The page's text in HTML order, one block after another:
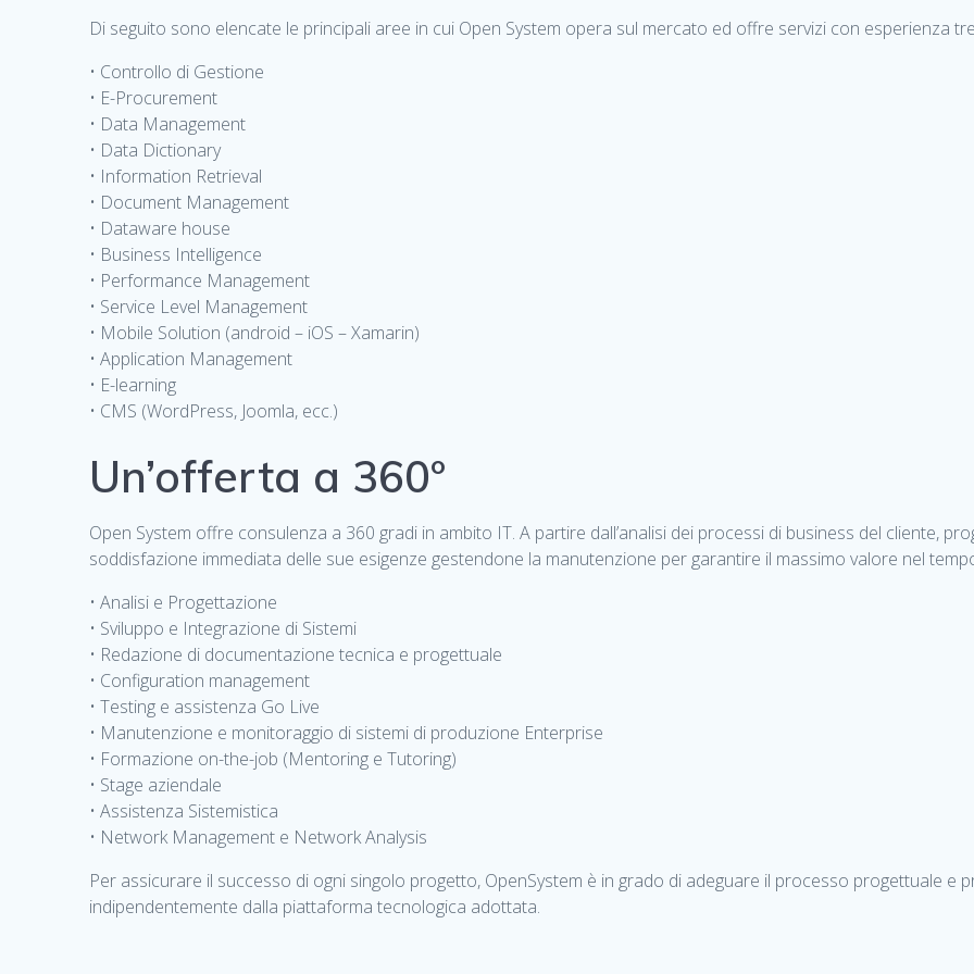
Di seguito sono elencate le principali aree in cui Open System opera sul mercato ed offre servizi con esperienza
• Controllo di Gestione
• E-Procurement
• Data Management
• Data Dictionary
• Information Retrieval
• Document Management
• Dataware house
• Business Intelligence
• Performance Management
• Service Level Management
• Mobile Solution (android – iOS – Xamarin)
• Application Management
• E-learning
• CMS (WordPress, Joomla, ecc.)
Un’offerta a 360°
Open System offre consulenza a 360 gradi in ambito IT. A partire dall’analisi dei processi di business del cliente,
soddisfazione immediata delle sue esigenze gestendone la manutenzione per garantire il massimo valore nel
• Analisi e Progettazione
• Sviluppo e Integrazione di Sistemi
• Redazione di documentazione tecnica e progettuale
• Configuration management
• Testing e assistenza Go Live
• Manutenzione e monitoraggio di sistemi di produzione Enterprise
• Formazione on-the-job (Mentoring e Tutoring)
• Stage aziendale
• Assistenza Sistemistica
• Network Management e Network Analysis
Per assicurare il successo di ogni singolo progetto, OpenSystem è in grado di adeguare il processo progettuale e
indipendentemente dalla piattaforma tecnologica adottata.